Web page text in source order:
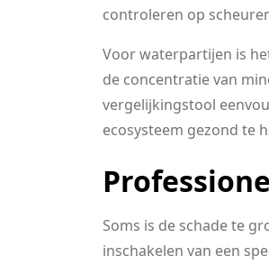
controleren op
Voor waterpartijen is
de concentratie van
vergelijkingstool
ecosysteem gezond te
Soms is de schade te
inschakelen van een